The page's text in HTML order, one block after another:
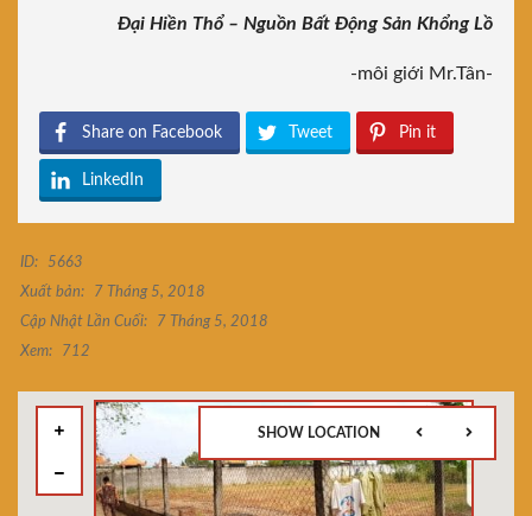
Đại Hiền Thổ – Nguồn Bất Động Sản Khổng Lồ
-môi giới Mr.Tân-
Share on Facebook Tweet Pin it
LinkedIn
ID:
5663
Xuất bản:
7 Tháng 5, 2018
Cập Nhật Lần Cuối:
7 Tháng 5, 2018
Xem:
712
SHOW LOCATION